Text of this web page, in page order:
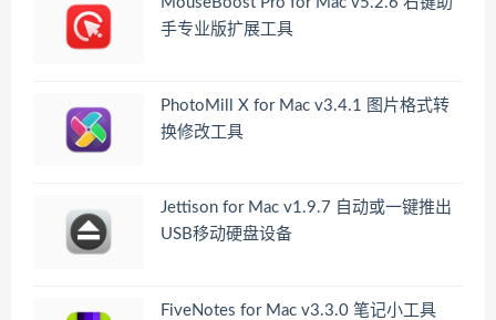
手专业版扩展工具
PhotoMill X for Mac v3.4.1 图片格式转
换修改工具
Jettison for Mac v1.9.7 自动或一键推出
USB移动硬盘设备
FiveNotes for Mac v3.3.0 笔记小工具